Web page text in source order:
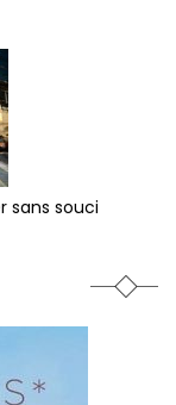
sans souci